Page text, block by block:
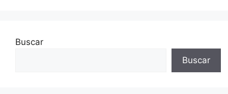
Buscar
Buscar